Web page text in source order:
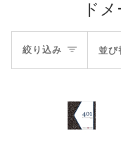
ド
絞り込み
並
び
え
並び